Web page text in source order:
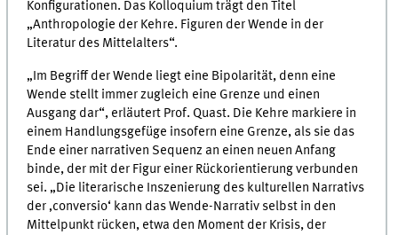
Konfigurationen. Das Kolloquium trägt den Titel
„Anthropologie der Kehre. Figuren der Wende in der
Literatur des Mittelalters“.
„Im Begriff der Wende liegt eine Bipolarität, denn eine
Wende stellt immer zugleich eine Grenze und einen
Ausgang dar“, erläutert Prof. Quast. Die Kehre markiere in
einem Handlungsgefüge insofern eine Grenze, als sie das
Ende einer narrativen Sequenz an einen neuen Anfang
binde, der mit der Figur einer Rückorientierung verbunden
sei. „Die literarische Inszenierung des kulturellen Narrativs
der ‚conversio‘ kann das Wende-Narrativ selbst in den
Mittelpunkt rücken, etwa den Moment der Krisis, der